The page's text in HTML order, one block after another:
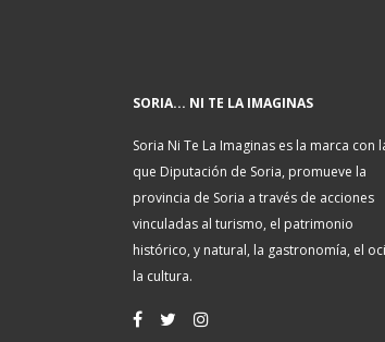
SORIA... NI TE LA IMAGINAS
Soria Ni Te La Imaginas es la marca con
que Diputación de Soria, promueve la
provincia de Soria a través de acciones
vinculadas al turismo, el patrimonio
histórico, y natural, la gastronomía, el
la cultura.